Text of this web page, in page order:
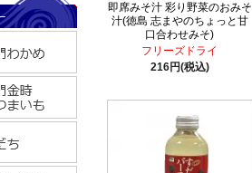
即席みそ汁 彩り野菜のおみそ
汁(徳島 志まやのちょっと甘
口合わせみそ)
フリーズドライ
216円(税込)